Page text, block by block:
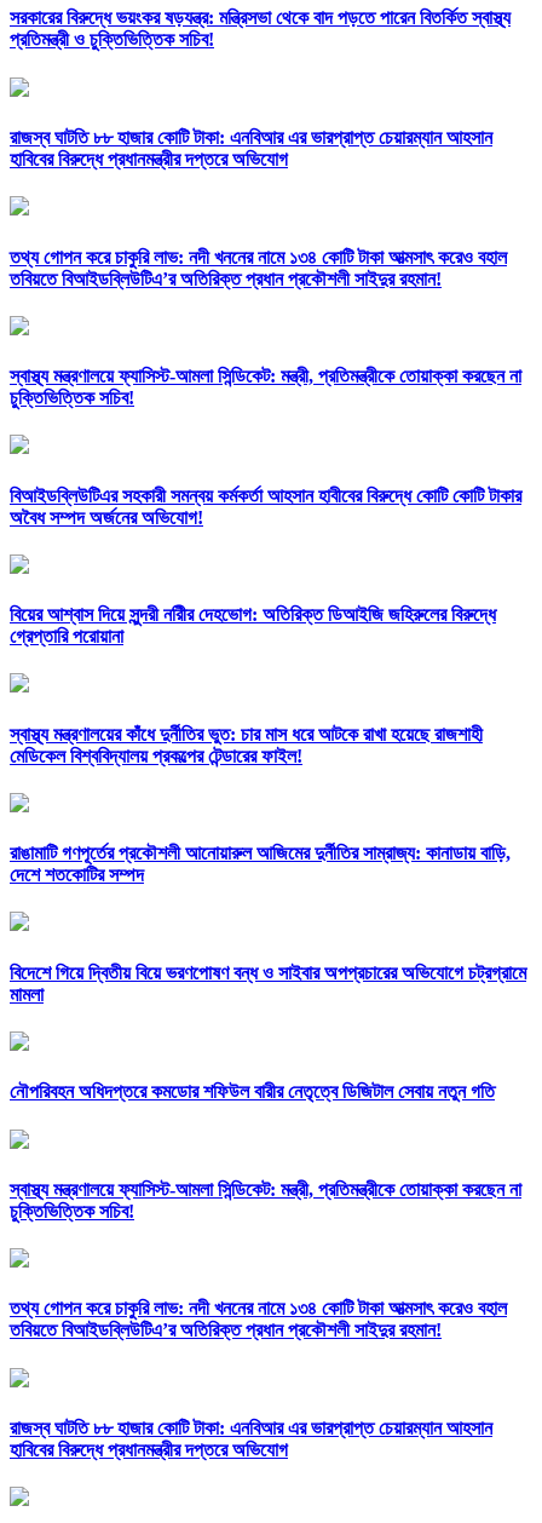
সরকারের বিরুদ্ধে ভয়ংকর ষড়যন্ত্র: মন্ত্রিসভা থেকে বাদ পড়তে পারেন বিতর্কিত স্বাস্থ্য
প্রতিমন্ত্রী ও চুক্তিভিত্তিক সচিব!
রাজস্ব ঘাটতি ৮৮ হাজার কোটি টাকা: এনবিআর এর ভারপ্রাপ্ত চেয়ারম্যান আহসান
হাবিবের বিরুদ্ধে প্রধানমন্ত্রীর দপ্তরে অভিযোগ
তথ্য গোপন করে চাকুরি লাভ: নদী খননের নামে ১৩৪ কোটি টাকা আত্মসাৎ করেও বহাল
তবিয়তে বিআইডব্লিউটিএ’র অতিরিক্ত প্রধান প্রকৌশলী সাইদুর রহমান!
স্বাস্থ্য মন্ত্রণালয়ে ফ্যাসিস্ট-আমলা সিন্ডিকেট: মন্ত্রী, প্রতিমন্ত্রীকে তোয়াক্কা করছেন না
চুক্তিভিত্তিক সচিব!
বিআইডব্লিউটিএর সহকারী সমন্বয় কর্মকর্তা আহসান হাবীবের বিরুদ্ধে কোটি কোটি টাকার
অবৈধ সম্পদ অর্জনের অভিযোগ!
বিয়ের আশ্বাস দিয়ে সুন্দরী নরিীর দেহভোগ: অতিরিক্ত ডিআইজি জহিরুলের বিরুদ্ধে
গ্রেপ্তারি পরোয়ানা
স্বাস্থ্য মন্ত্রণালয়ের কাঁধে দুর্নীতির ভুত: চার মাস ধরে আটকে রাখা হয়েছে রাজশাহী
মেডিকেল বিশ্ববিদ্যালয় প্রকল্পের টেন্ডারের ফাইল!
রাঙামাটি গণপূর্তের প্রকৌশলী আনোয়ারুল আজিমের দুর্নীতির সাম্রাজ্য: কানাডায় বাড়ি,
দেশে শতকোটির সম্পদ
বিদেশে গিয়ে দ্বিতীয় বিয়ে ভরণপোষণ বন্ধ ও সাইবার অপপ্রচারের অভিযোগে চট্রগ্রামে
মামলা
নৌপরিবহন অধিদপ্তরে কমডোর শফিউল বারীর নেতৃত্বে ডিজিটাল সেবায় নতুন গতি
স্বাস্থ্য মন্ত্রণালয়ে ফ্যাসিস্ট-আমলা সিন্ডিকেট: মন্ত্রী, প্রতিমন্ত্রীকে তোয়াক্কা করছেন না
চুক্তিভিত্তিক সচিব!
তথ্য গোপন করে চাকুরি লাভ: নদী খননের নামে ১৩৪ কোটি টাকা আত্মসাৎ করেও বহাল
তবিয়তে বিআইডব্লিউটিএ’র অতিরিক্ত প্রধান প্রকৌশলী সাইদুর রহমান!
রাজস্ব ঘাটতি ৮৮ হাজার কোটি টাকা: এনবিআর এর ভারপ্রাপ্ত চেয়ারম্যান আহসান
হাবিবের বিরুদ্ধে প্রধানমন্ত্রীর দপ্তরে অভিযোগ